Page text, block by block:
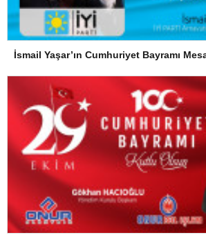
İsmail Yaşar’ın Cumhuriyet Bayramı